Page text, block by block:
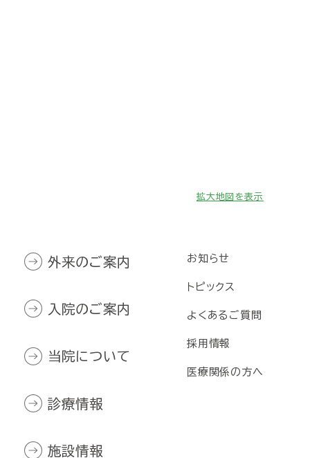
拡大地図を表示
外来のご案内
入院のご案内
当院について
診療情報
施設情報
お知らせ
トピックス
よくあるご質問
採用情報
医療関係の方へ